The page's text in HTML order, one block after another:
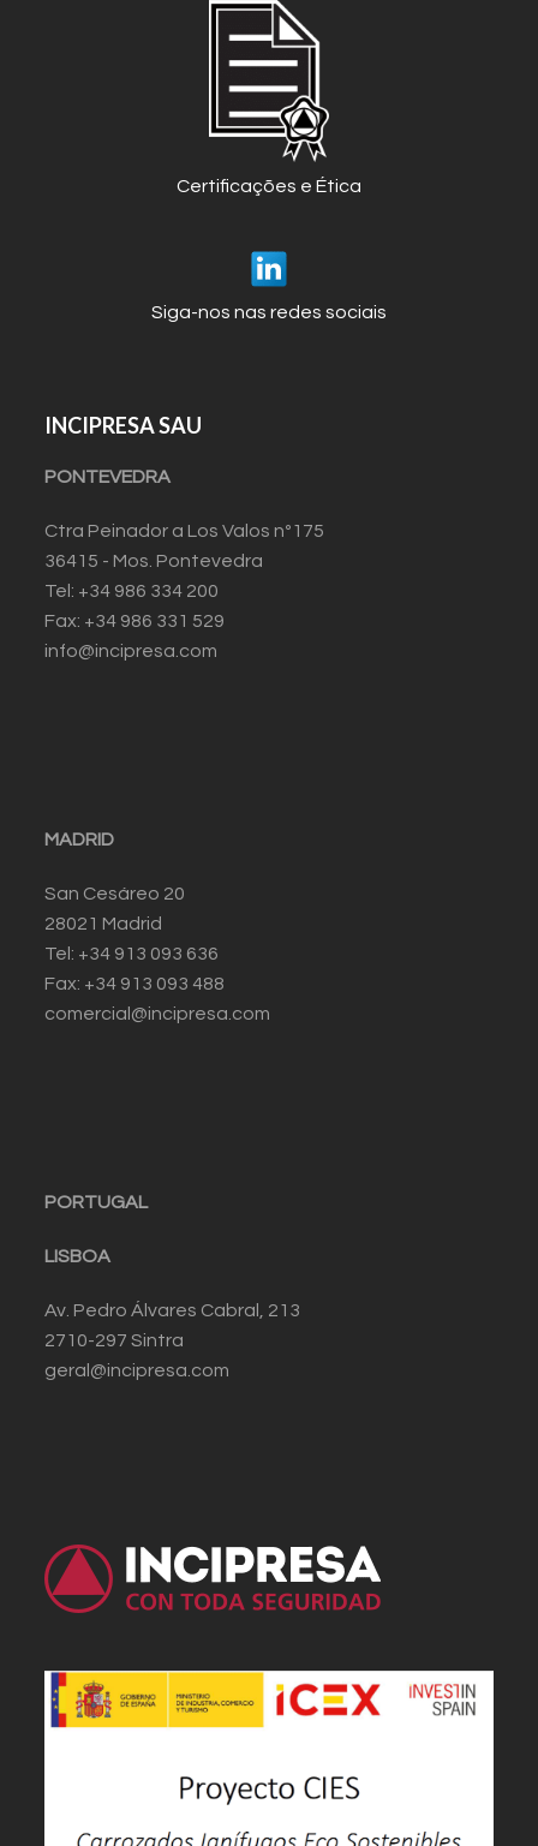
Certificações e Ética
Siga-nos nas redes sociais
INCIPRESA SAU
PONTEVEDRA
Ctra Peinador a Los Valos nº175
36415 - Mos. Pontevedra
Tel: +34 986 334 200
Fax: +34 986 331 529
info@incipresa.com
MADRID
San Cesáreo 20
28021 Madrid
Tel: +34 913 093 636
Fax: +34 913 093 488
comercial@incipresa.com
PORTUGAL
LISBOA
Av. Pedro Álvares Cabral, 213
2710-297 Sintra
geral@incipresa.com